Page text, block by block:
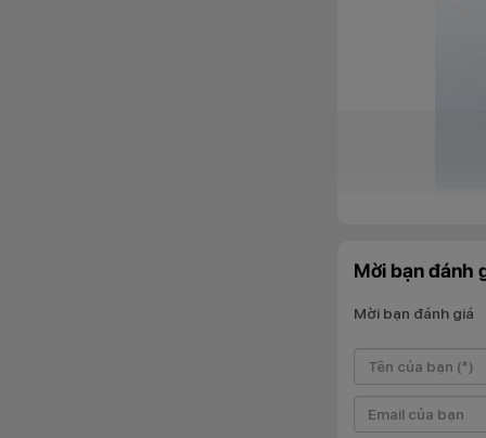
OPPO A6t mang
góc cạnh bo
lưng được hoàn
khi khung viền
tùy chọn màu
hợp với nhiều
Màn hình
Mời bạn đánh
Mời bạn đánh giá